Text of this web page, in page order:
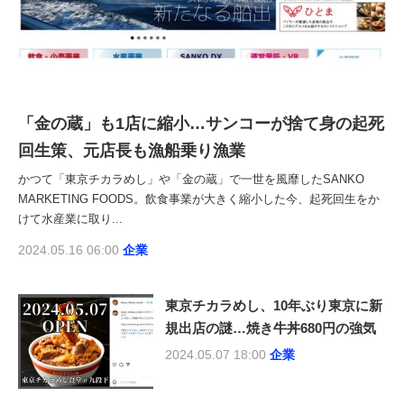
BPaaS JOURNAL
ADOPTABLE DOG JOURNAL
「金の蔵」も1店に縮小…サンコーが捨て身の起死
回生策、元店長も漁船乗り漁業
かつて「東京チカラめし」や「金の蔵」で一世を風靡したSANKO
MARKETING FOODS。飲食事業が大きく縮小した今、起死回生をか
けて水産業に取り...
2024.05.16 06:00 企業
東京チカラめし、10年ぶり東京に新
規出店の謎…焼き牛丼680円の強気
2024.05.07 18:00 企業